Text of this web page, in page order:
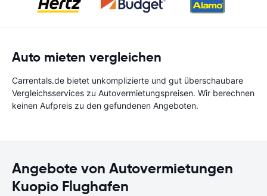
Auto mieten vergleichen
Carrentals.de bietet unkomplizierte und gut überschaubare
Vergleichsservices zu Autovermietungspreisen. Wir berechnen
keinen Aufpreis zu den gefundenen Angeboten.
Angebote von Autovermietungen
Kuopio Flughafen